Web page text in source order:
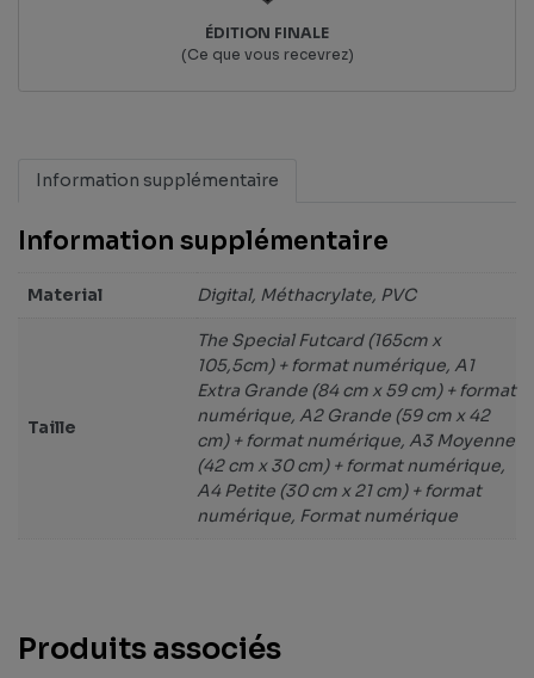
ÉDITION FINALE
(Ce que vous recevrez)
Information supplémentaire
Information supplémentaire
Material Digital, Méthacrylate, PVC
Taille
The Special Futcard (165cm x
105,5cm) + format numérique, A1
Extra Grande (84 cm x 59 cm) + format
numérique, A2 Grande (59 cm x 42
cm) + format numérique, A3 Moyenne
(42 cm x 30 cm) + format numérique,
A4 Petite (30 cm x 21 cm) + format
numérique, Format numérique
Produits associés